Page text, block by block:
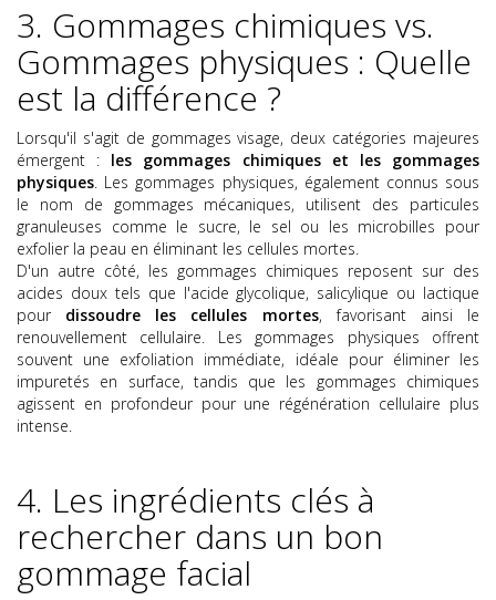
3. Gommages chimiques vs.
Gommages physiques : Quelle
est la différence ?
Lorsqu'il s'agit de gommages visage, deux catégories majeures
émergent : les gommages chimiques et les gommages
physiques. Les gommages physiques, également connus sous
le nom de gommages mécaniques, utilisent des particules
granuleuses comme le sucre, le sel ou les microbilles pour
exfolier la peau en éliminant les cellules mortes.
D'un autre côté, les gommages chimiques reposent sur des
acides doux tels que l'acide glycolique, salicylique ou lactique
pour dissoudre les cellules mortes, favorisant ainsi le
renouvellement cellulaire. Les gommages physiques offrent
souvent une exfoliation immédiate, idéale pour éliminer les
impuretés en surface, tandis que les gommages chimiques
agissent en profondeur pour une régénération cellulaire plus
intense.
4. Les ingrédients clés à
rechercher dans un bon
gommage facial